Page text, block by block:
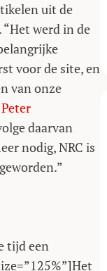
uit de
werd in de
voor de site, en
van onze
daarvan
nodig, NRC is
tijd een